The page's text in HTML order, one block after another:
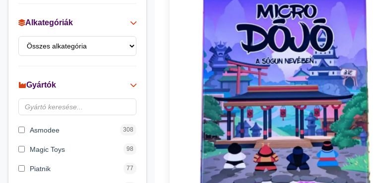
Alkategóriák
Gyártók
Asmodee 308
Magic Toys 98
Piatnik 77